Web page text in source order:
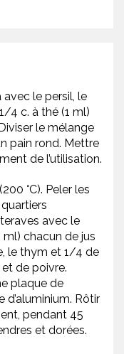
le persil, le
4 c. à thé (1 ml)
le mélange
pain rond. Mettre
de l’utilisation.
°C). Peler les
avec le
ml) chacun de jus
le thym et 1/4 de
de poivre.
plaque de
Rôtir
pendant 45
et dorées.